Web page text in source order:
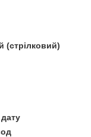
(стрілковий)